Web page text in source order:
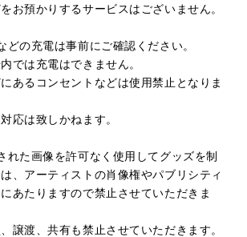
お預かりするサービスはございません。
どの充電は事前にご確認ください。
では充電はできません。
あるコンセントなどは使用禁止となりま
応は致しかねます。
れた画像を許可なく使用してグッズを制
、アーティストの肖像権やパブリシティ
あたりますので禁止させていただきま
譲渡、共有も禁止させていただきます。